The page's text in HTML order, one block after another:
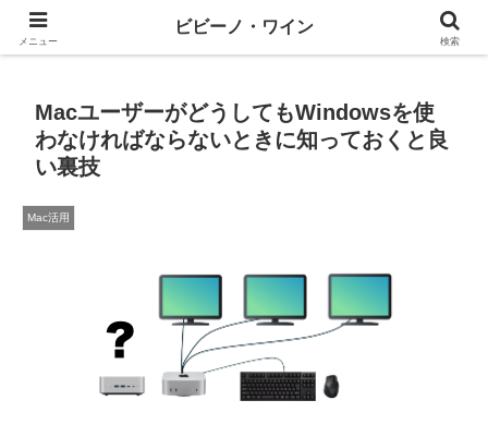
ワインとテックと、ときどきマネー
MacユーザーがどうしてもWindowsを使
わなければならないときに知っておくと良
い裏技
Mac活用
メニュー
ビビーノ・ワイン
検索